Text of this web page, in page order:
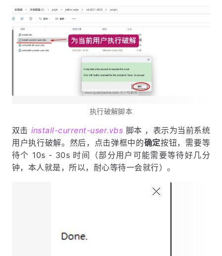
执行破解脚本
双击 install-current-user.vbs 脚本 ，表示为当前系统
用户执行破解。然后，点击弹框中的确定按钮，需要等
待个 10s - 30s 时间（部分用户可能需要等待好几分
钟，本人就是，所以，耐心等待一会就行）。